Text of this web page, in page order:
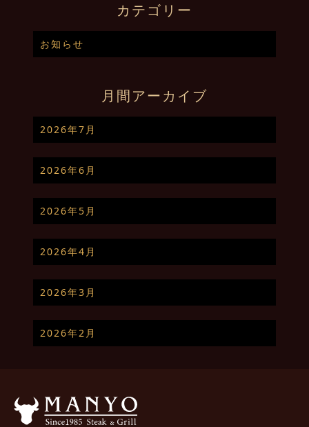
カテゴリー
お知らせ
月間アーカイブ
2026年7月
2026年6月
2026年5月
2026年4月
2026年3月
2026年2月